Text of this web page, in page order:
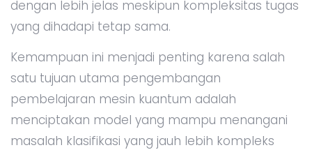
dengan lebih jelas meskipun kompleksitas tugas
yang dihadapi tetap sama.
Kemampuan ini menjadi penting karena salah
satu tujuan utama pengembangan
pembelajaran mesin kuantum adalah
menciptakan model yang mampu menangani
masalah klasifikasi yang jauh lebih kompleks